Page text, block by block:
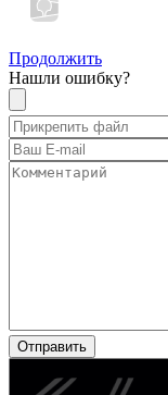
Продолжить
Нашли ошибку?